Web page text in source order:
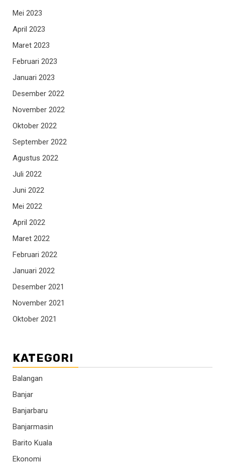
Mei 2023
April 2023
Maret 2023
Februari 2023
Januari 2023
Desember 2022
November 2022
Oktober 2022
September 2022
Agustus 2022
Juli 2022
Juni 2022
Mei 2022
April 2022
Maret 2022
Februari 2022
Januari 2022
Desember 2021
November 2021
Oktober 2021
KATEGORI
Balangan
Banjar
Banjarbaru
Banjarmasin
Barito Kuala
Ekonomi